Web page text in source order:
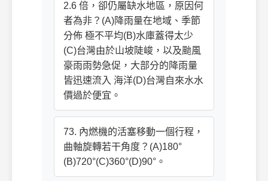
2.6 倍，卻仍屬缺水地區，原因何
者為非？(A)降雨量在地域、季節
分佈 極不平均(B)水庫蓋得太少
(C)台灣由於山坡陡峻，以及颱風
豪雨雨勢急促，大部分的降雨量
皆迅速流入 海洋(D)台灣自來水水
價過於便宜。
73. 內燃機的活塞移動一個行程，
曲軸旋轉若干角度？(A)180°
(B)720°(C)360°(D)90°。